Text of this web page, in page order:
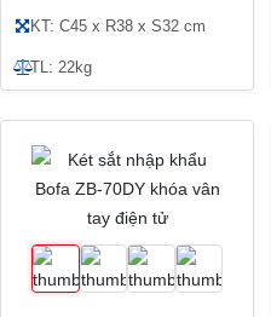
KT: C45 x R38 x S32 cm
TL: 22kg